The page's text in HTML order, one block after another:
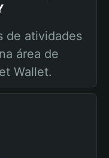
de atividades
área de
Wallet.